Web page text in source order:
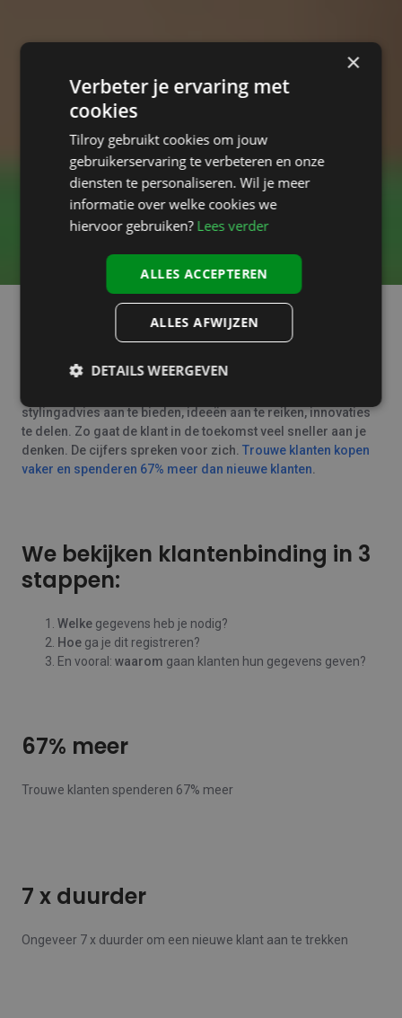
In deze competitieve retailwereld is klantenbinding nóg
klant, blijf je top of mind. En dan hebben we het niet enkel over
stylingadvies aan te bieden, ideeën aan te reiken, innovaties
te delen. Zo gaat de klant in de toekomst veel sneller aan je
denken. De cijfers spreken voor zich. Trouwe klanten kopen
vaker en spenderen 67% meer dan nieuwe klanten
We bekijken klantenbinding in 3
stappen:
Welke gegevens heb je nodig?
Hoe ga je dit registreren?
En vooral: waarom gaan klanten hun gegevens geven?
67% meer
Trouwe klanten spenderen 67% meer
7 x duurder
Ongeveer 7 x duurder om een nieuwe klant aan te trekken
×
Verbeter je ervaring met
cookies
Tilroy gebruikt cookies om jouw
gebruikerservaring te verbeteren en onze
diensten te personaliseren. Wil je meer
informatie over welke cookies we
hiervoor gebruiken? Lees verder
ALLES ACCEPTEREN
ALLES AFWIJZEN
DETAILS WEERGEVEN